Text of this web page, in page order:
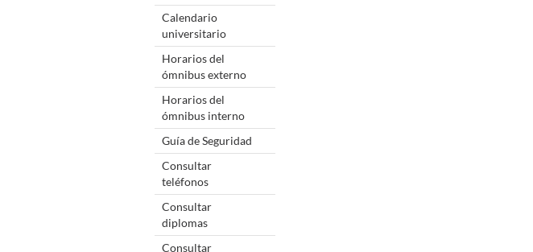
Calendario
universitario
Horarios del
ómnibus externo
Horarios del
ómnibus interno
Guía de Seguridad
Consultar
teléfonos
Consultar
diplomas
Consultar